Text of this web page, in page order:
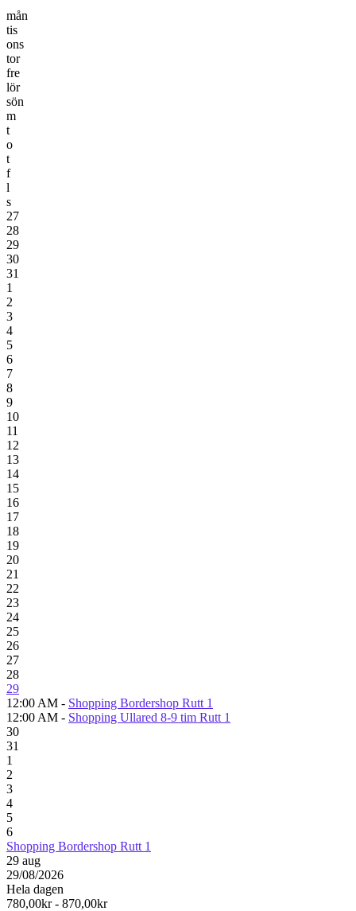
mån
tis
ons
tor
fre
lör
sön
m
t
o
t
f
l
s
27
28
29
30
31
1
2
3
4
5
6
7
8
9
10
11
12
13
14
15
16
17
18
19
20
21
22
23
24
25
26
27
28
29
12:00 AM - Shopping Bordershop Rutt 1
12:00 AM - Shopping Ullared 8-9 tim Rutt 1
30
31
1
2
3
4
5
6
Shopping Bordershop Rutt 1
29 aug
29/08/2026
Hela dagen
780,00kr - 870,00kr